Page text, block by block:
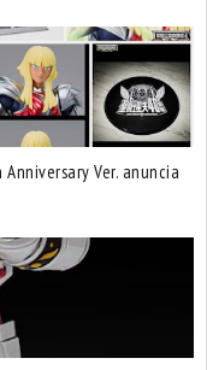
Ver. anuncia